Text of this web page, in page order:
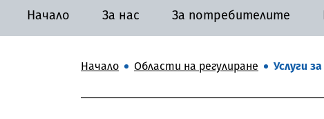
Начало За нас За потребителите
Начало Области на регулиране Услуги